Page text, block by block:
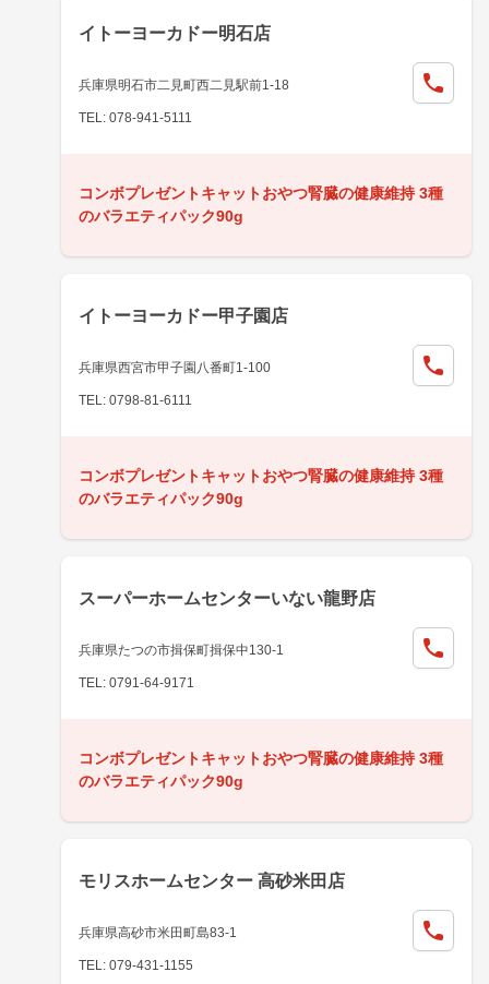
イトーヨーカドー明石店
兵庫県明石市二見町西二見駅前1-18
TEL: 078-941-5111
コンボプレゼントキャットおやつ腎臓の健康維持 3種
のバラエティパック90g
イトーヨーカドー甲子園店
兵庫県西宮市甲子園八番町1-100
TEL: 0798-81-6111
コンボプレゼントキャットおやつ腎臓の健康維持 3種
のバラエティパック90g
スーパーホームセンターいない龍野店
兵庫県たつの市揖保町揖保中130-1
TEL: 0791-64-9171
コンボプレゼントキャットおやつ腎臓の健康維持 3種
のバラエティパック90g
モリスホームセンター 高砂米田店
兵庫県高砂市米田町島83-1
TEL: 079-431-1155